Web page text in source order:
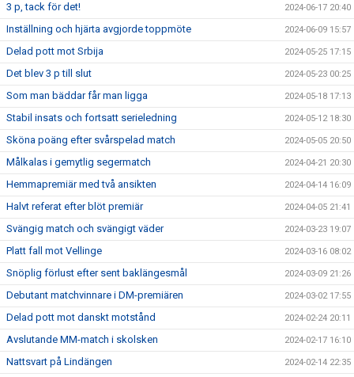
3 p, tack för det! 2024-06-17 20:40
Inställning och hjärta avgjorde toppmöte 2024-06-09 15:57
Delad pott mot Srbija 2024-05-25 17:15
Det blev 3 p till slut 2024-05-23 00:25
Som man bäddar får man ligga 2024-05-18 17:13
Stabil insats och fortsatt serieledning 2024-05-12 18:30
Sköna poäng efter svårspelad match 2024-05-05 20:50
Målkalas i gemytlig segermatch 2024-04-21 20:30
Hemmapremiär med två ansikten 2024-04-14 16:09
Halvt referat efter blöt premiär 2024-04-05 21:41
Svängig match och svängigt väder 2024-03-23 19:07
Platt fall mot Vellinge 2024-03-16 08:02
Snöplig förlust efter sent baklängesmål 2024-03-09 21:26
Debutant matchvinnare i DM-premiären 2024-03-02 17:55
Delad pott mot danskt motstånd 2024-02-24 20:11
Avslutande MM-match i skolsken 2024-02-17 16:10
Nattsvart på Lindängen 2024-02-14 22:35